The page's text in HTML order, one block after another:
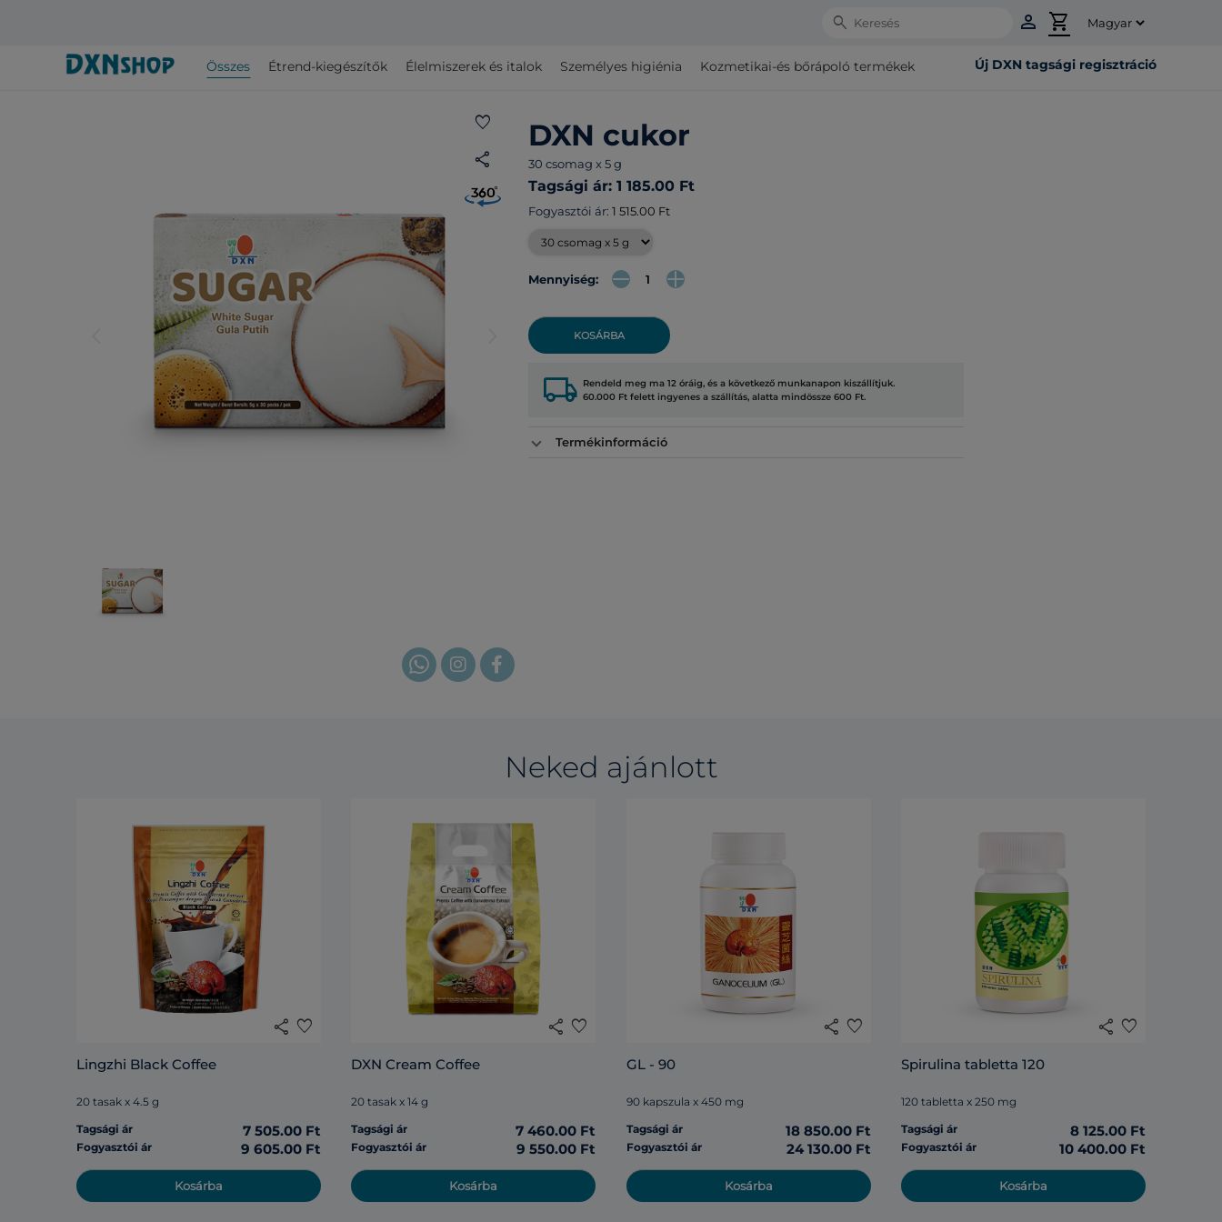
Search person shopping_cart
Összes Étrend-kiegészítők Élelmiszerek és italok Személyes higiénia Kozmetikai-és bőrápoló termékek Új DXN tagsági regisztráció
favorite
share
DXN cukor
30 csomag x 5 g
Tagsági ár: 1 185.00 Ft
Fogyasztói ár: 1 515.00 Ft
Mennyiség:
KOSÁRBA
local_shipping Rendeld meg ma 12 óráig, és a következő munkanapon kiszállítjuk.
60.000 Ft felett ingyenes a szállítás, alatta mindössze 600 Ft.
Termékinformáció
Neked ajánlott
share favorite
Lingzhi Black Coffee
20 tasak x 4.5 g
Tagsági ár
7 505.00 Ft
Fogyasztói ár 9 605.00 Ft
Kosárba
share favorite
DXN Cream Coffee
20 tasak x 14 g
Tagsági ár
7 460.00 Ft
Fogyasztói ár 9 550.00 Ft
Kosárba
share favorite
GL - 90
90 kapszula x 450 mg
Tagsági ár
18 850.00 Ft
Fogyasztói ár 24 130.00 Ft
Kosárba
share favorite
Spirulina tabletta 120
120 tabletta x 250 mg
Tagsági ár
8 125.00 Ft
Fogyasztói ár 10 400.00 Ft
Kosárba